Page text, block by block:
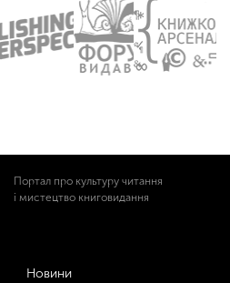
Портал про культуру читання
і мистецтво книговидання
Новини